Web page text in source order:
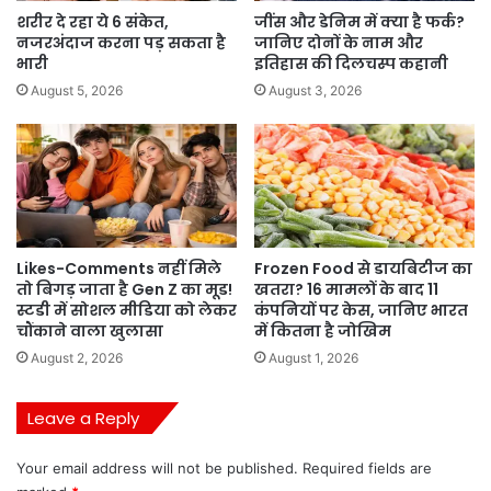
शरीर दे रहा ये 6 संकेत,
नजरअंदाज करना पड़ सकता है
भारी
August 5, 2026
जींस और डेनिम में क्या है फर्क?
जानिए दोनों के नाम और
इतिहास की दिलचस्प कहानी
August 3, 2026
Likes-Comments नहीं मिले
तो बिगड़ जाता है Gen Z का मूड!
स्टडी में सोशल मीडिया को लेकर
चौंकाने वाला खुलासा
August 2, 2026
Frozen Food से डायबिटीज का
खतरा? 16 मामलों के बाद 11
कंपनियों पर केस, जानिए भारत
में कितना है जोखिम
August 1, 2026
Leave a Reply
Your email address will not be published. Required fields are